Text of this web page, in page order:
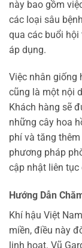
này bao gồm
các loại sâu
qua các buổi
áp dụng.
Việc nhân giống
cũng là một nội
Khách hàng sẽ
những cây hoa
phí và tăng
phương pháp
cập nhật liên
Hướng Dẫn
Khí hậu Việt
miền, điều này
linh hoạt. Vũ